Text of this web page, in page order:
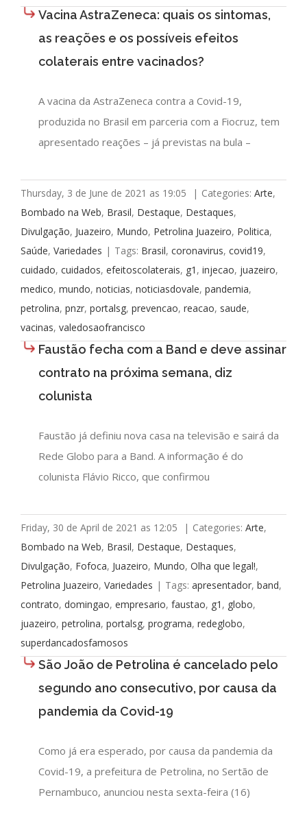
Vacina AstraZeneca: quais os sintomas,
as reações e os possíveis efeitos
colaterais entre vacinados?
A vacina da AstraZeneca contra a Covid-19,
produzida no Brasil em parceria com a Fiocruz, tem
apresentado reações – já previstas na bula –
Thursday, 3 de June de 2021 as 19:05 | Categories: Arte,
Bombado na Web, Brasil, Destaque, Destaques,
Divulgação, Juazeiro, Mundo, Petrolina Juazeiro, Politica,
Saúde, Variedades | Tags: Brasil, coronavirus, covid19,
cuidado, cuidados, efeitoscolaterais, g1 , injecao, juazeiro,
medico, mundo, noticias, noticiasdovale, pandemia,
petrolina, pnzr, portalsg, prevencao, reacao, saude,
vacinas, valedosaofrancisco
Faustão fecha com a Band e deve assinar
contrato na próxima semana, diz
colunista
Faustão já definiu nova casa na televisão e sairá da
Rede Globo para a Band. A informação é do
colunista Flávio Ricco, que confirmou
Friday, 30 de April de 2021 as 12:05 | Categories: Arte,
Bombado na Web, Brasil, Destaque, Destaques,
Divulgação, Fofoca, Juazeiro, Mundo, Olha que legal!,
Petrolina Juazeiro, Variedades | Tags: apresentador, band,
contrato, domingao, empresario, faustao, g1 , globo,
juazeiro, petrolina, portalsg, programa, redeglobo,
superdancadosfamosos
São João de Petrolina é cancelado pelo
segundo ano consecutivo, por causa da
pandemia da Covid-19
Como já era esperado, por causa da pandemia da
Covid-19, a prefeitura de Petrolina, no Sertão de
Pernambuco, anunciou nesta sexta-feira (16)